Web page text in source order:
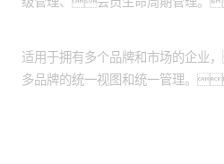
跨渠道和品牌管理：
多品牌的统一视图和统一管理。